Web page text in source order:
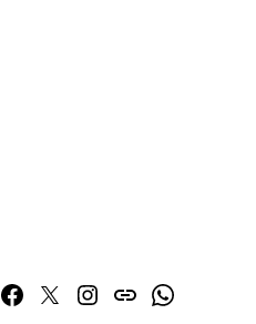
Facebook
TwitterInstagram
issuuWhatsapp